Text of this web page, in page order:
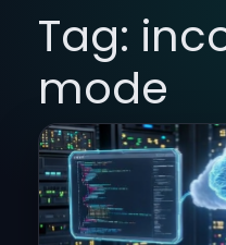
Tag:
mode